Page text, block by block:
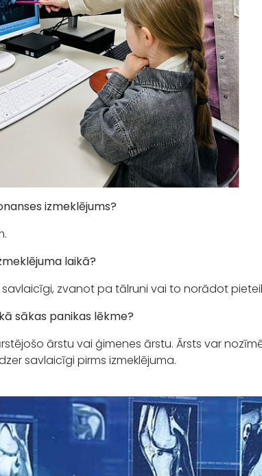
izmeklējums?
laikā?
zvanot pa tālruni vai to norādot
sākas panikas lēkme?
ārstu vai ģimenes ārstu. Ārsts var
savlaicīgi pirms izmeklējuma.